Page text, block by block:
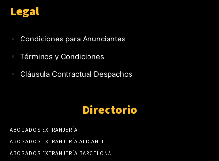
Legal
Condiciones para Anunciantes
Términos y Condiciones
Cláusula Contractual Despachos
Directorio
ABOGADOS EXTRANJERÍA
ABOGADOS EXTRANJERÍA ALICANTE
ABOGADOS EXTRANJERÍA BARCELONA